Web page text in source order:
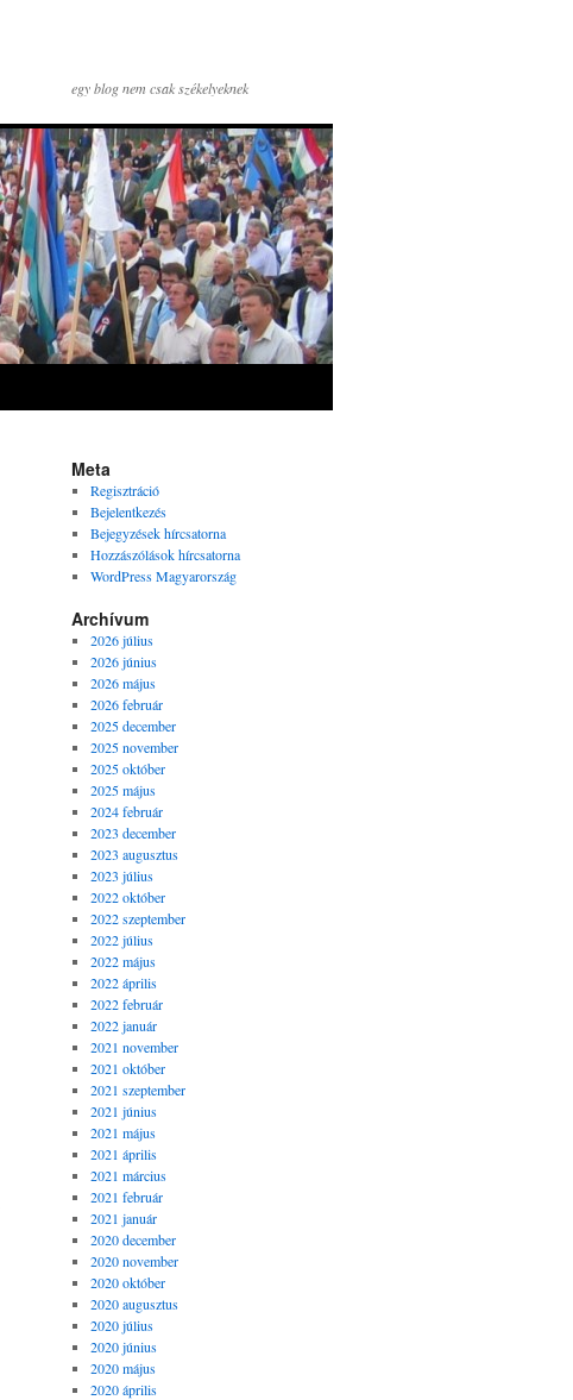
egy blog nem csak székelyeknek
Meta
Regisztráció
Bejelentkezés
Bejegyzések hírcsatorna
Hozzászólások hírcsatorna
WordPress Magyarország
Archívum
2026 július
2026 június
2026 május
2026 február
2025 december
2025 november
2025 október
2025 május
2024 február
2023 december
2023 augusztus
2023 július
2022 október
2022 szeptember
2022 július
2022 május
2022 április
2022 február
2022 január
2021 november
2021 október
2021 szeptember
2021 június
2021 május
2021 április
2021 március
2021 február
2021 január
2020 december
2020 november
2020 október
2020 augusztus
2020 július
2020 június
2020 május
2020 április